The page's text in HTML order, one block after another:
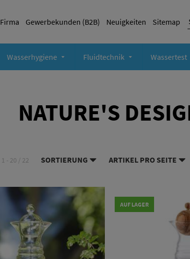
Firma Gewerbekunden (B2B) Neuigkeiten Sitemap
Wasserhygiene Fluidtechnik Wassertest
NATURE'S
1 - 20 / 22 SORTIERUNG ARTIKEL PRO SEITE
AUF LAGER